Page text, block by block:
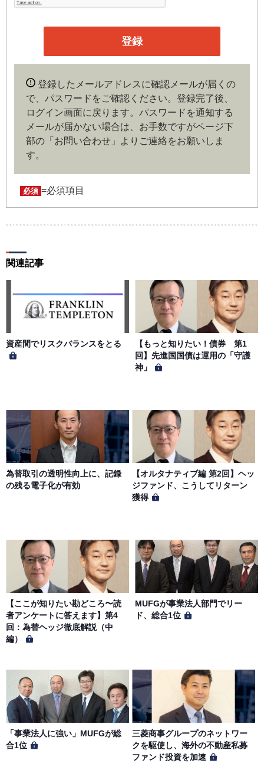
本サイトの会員は、機関投資家や金融機関の役職員、事業
企業や官公庁、研究機関などの役職員、もしくは専門家の
いずれかに該当していることを条件とし、登録の申し込み
を行うには、当社が入会を承諾した時点で、本会員規約の
の内容がある場合や本規約に違反するおそれがある場合に
は、当社は会員登録を拒否もしくは抹消することができま
す。
第４条（ユーザー名とパスワードの管理）
ユーザー名およびパスワードの利用、管理は会員の自己責
任において行うものとします。会員は、ユーザー名および
パスワードの第三者への漏洩、利用許諾、貸与、譲渡、名
用によって生じた損害の責任は、会員が負うものとし、当
第５条（著作権）
本サイトに掲載された情報、写真、その他の著作物は、当
社もしくは著作物の著作者または著作権者に帰属するもの
とします。会員は、当社著作物について複製、転用、公衆
送信、譲渡、翻案および翻訳などの著作権、商標権などを
侵害する行為を行ってはならないものとします。
第６条（サービス内容の停止・変更）
サイトのサービス内容を変更する場合があります。
第７条（個人情報の取扱い）
当社は、会員の個人情報を別途オンライン上に掲示する
「プライバシーポリシー」に基づき、適切に取り扱うもの
登録したメールアドレスに確認メールが届くの
で、パスワードをご確認ください。登録完了後、
ログイン画面に戻ります。パスワードを通知する
メールが届かない場合は、お手数ですがページ下
部の「お問い合わせ」よりご連絡をお願いしま
す。
必須 =必須項目
関連記事
資産間でリスクバランスをとる
【もっと知りたい！債券 第1
回】先進国国債は運用の「守護
神」
為替取引の透明性向上に、記録
の残る電子化が有効
【オルタナティブ編 第2回】ヘッ
ジファンド、こうしてリターン
獲得
【ここが知りたい勘どころ〜読
者アンケートに答えます】第4
回：為替ヘッジ徹底解説（中
編）
MUFGが事業法人部門でリー
ド、総合1位
「事業法人に強い」MUFGが総
合1位
三菱商事グループのネットワー
クを駆使し、海外の不動産私募
ファンド投資を加速